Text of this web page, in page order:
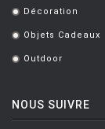
. Décoration
. Objets Cadeaux
. Outdoor
NOUS SUIVRE